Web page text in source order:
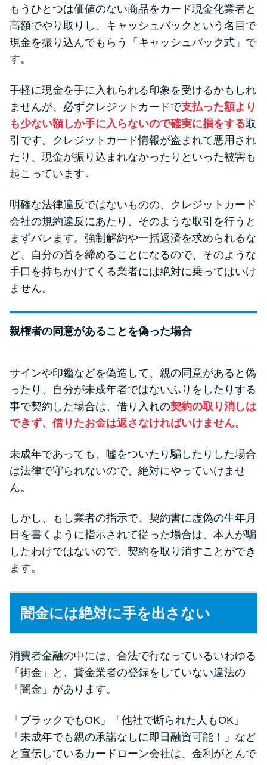
もうひとつは価値のない商品をカード現金化業者と
高額でやり取りし、キャッシュバックという名目で
現金を振り込んでもらう「キャッシュバック式」で
す。
手軽に現金を手に入れられる印象を受けるかもしれ
ませんが、必ずクレジットカードで支払った額より
も少ない額しか手に入らないので確実に損をする取
引です。クレジットカード情報が盗まれて悪用され
たり、現金が振り込まれなかったりといった被害も
起こっています。
明確な法律違反ではないものの、クレジットカード
会社の規約違反にあたり、そのような取引を行うと
まずバレます。強制解約や一括返済を求められるな
ど、自分の首を締めることになるので、そのような
手口を持ちかけてくる業者には絶対に乗ってはいけ
ません。
親権者の同意があることを偽った場合
サインや印鑑などを偽造して、親の同意があると偽
ったり、自分が未成年者ではないふりをしたりする
事で契約した場合は、借り入れの契約の取り消しは
できず、借りたお金は返さなければいけません。
未成年であっても、嘘をついたり騙したりした場合
は法律で守られないので、絶対にやっていけませ
ん。
しかし、もし業者の指示で、契約書に虚偽の生年月
日を書くように指示されて従った場合は、本人が騙
したわけではないので、契約を取り消すことができ
ます。
闇金には絶対に手を出さない
消費者金融の中には、合法で行なっているいわゆる
「街金」と、貸金業者の登録をしていない違法の
「闇金」があります。
「ブラックでもOK」「他社で断られた人もOK」
「未成年でも親の承諾なしに即日融資可能！」など
と宣伝しているカードローン会社は、金利がとんで